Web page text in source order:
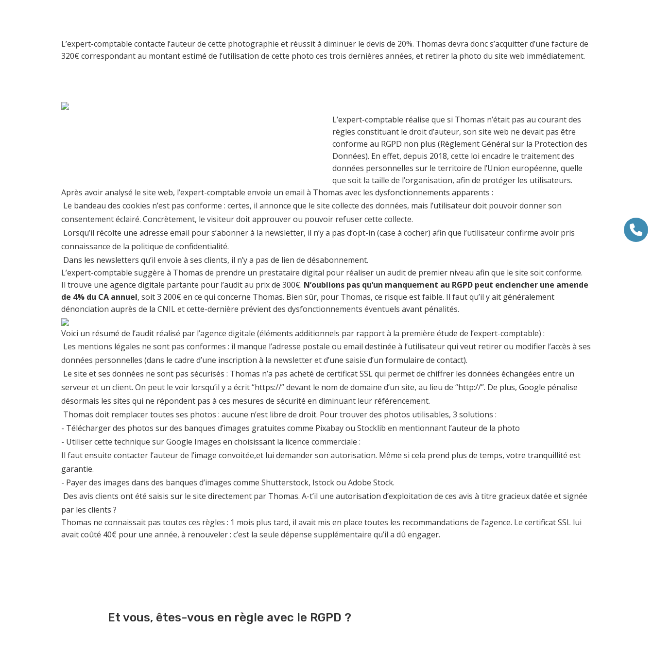
L’expert-comptable contacte l’auteur de cette photographie et réussit à diminuer le devis de 20%. Thomas devra donc s’acquitter d’une facture de
320€ correspondant au montant estimé de l’utilisation de cette photo ces trois dernières années, et retirer la photo du site web immédiatement.
L’expert-comptable réalise que si Thomas n’était pas au courant des
règles constituant le droit d’auteur, son site web ne devait pas être
conforme au RGPD non plus (Règlement Général sur la Protection des
Données). En effet, depuis 2018, cette loi encadre le traitement des
données personnelles sur le territoire de l’Union européenne, quelle
que soit la taille de l’organisation, afin de protéger les utilisateurs.
Après avoir analysé le site web, l’expert-comptable envoie un email à Thomas avec les dysfonctionnements apparents :
Le bandeau des cookies n’est pas conforme : certes, il annonce que le site collecte des données, mais l’utilisateur doit pouvoir donner son
consentement éclairé. Concrètement, le visiteur doit approuver ou pouvoir refuser cette collecte.
Lorsqu’il récolte une adresse email pour s’abonner à la newsletter, il n’y a pas d’opt-in (case à cocher) afin que l’utilisateur confirme avoir pris
connaissance de la politique de confidentialité.
Dans les newsletters qu’il envoie à ses clients, il n’y a pas de lien de désabonnement.
L’expert-comptable suggère à Thomas de prendre un prestataire digital pour réaliser un audit de premier niveau afin que le site soit conforme.
Il trouve une agence digitale partante pour l’audit au prix de 300€. N’oublions pas qu’un manquement au RGPD peut enclencher une amende
de 4% du CA annuel, soit 3 200€ en ce qui concerne Thomas. Bien sûr, pour Thomas, ce risque est faible. Il faut qu’il y ait généralement
dénonciation auprès de la CNIL et cette-dernière prévient des dysfonctionnements éventuels avant pénalités.
Voici un résumé de l’audit réalisé par l’agence digitale (éléments additionnels par rapport à la première étude de l’expert-comptable) :
Les mentions légales ne sont pas conformes : il manque l’adresse postale ou email destinée à l’utilisateur qui veut retirer ou modifier l’accès à ses
données personnelles (dans le cadre d’une inscription à la newsletter et d’une saisie d’un formulaire de contact).
Le site et ses données ne sont pas sécurisés : Thomas n’a pas acheté de certificat SSL qui permet de chiffrer les données échangées entre un
serveur et un client. On peut le voir lorsqu’il y a écrit “https://” devant le nom de domaine d’un site, au lieu de “http://”. De plus, Google pénalise
désormais les sites qui ne répondent pas à ces mesures de sécurité en diminuant leur référencement.
Thomas doit remplacer toutes ses photos : aucune n’est libre de droit. Pour trouver des photos utilisables, 3 solutions :
- Télécharger des photos sur des banques d’images gratuites comme Pixabay ou Stocklib en mentionnant l’auteur de la photo
- Utiliser cette technique sur Google Images en choisissant la licence commerciale :
Il faut ensuite contacter l’auteur de l’image convoitée,et lui demander son autorisation. Même si cela prend plus de temps, votre tranquillité est
garantie.
- Payer des images dans des banques d’images comme Shutterstock, Istock ou Adobe Stock.
Des avis clients ont été saisis sur le site directement par Thomas. A-t’il une autorisation d’exploitation de ces avis à titre gracieux datée et signée
par les clients ?
Thomas ne connaissait pas toutes ces règles : 1 mois plus tard, il avait mis en place toutes les recommandations de l’agence. Le certificat SSL lui
avait coûté 40€ pour une année, à renouveler : c’est la seule dépense supplémentaire qu’il a dû engager.
Et vous, êtes-vous en règle avec le RGPD ?